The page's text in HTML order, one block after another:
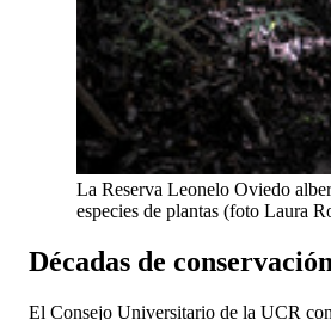
La Reserva Leonelo Oviedo
especies de plantas (foto Laura
Décadas de
El Consejo Universitario de la UCR